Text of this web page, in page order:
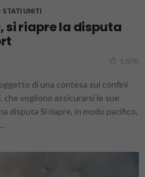
STATI UNITI
si riapre la disputa
1.07K
di una contesa sui confini
vogliono assicurarsi le sue
disputa Si riapre, in modo pacifico,